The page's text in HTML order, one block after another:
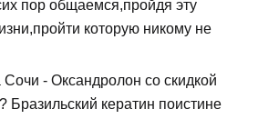
пор общаемся,пройдя эту
которую никому не
- Оксандролон со скидкой
кератин поистине